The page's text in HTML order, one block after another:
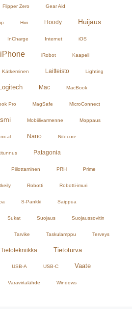
Flipper Zero Gear Aid
Hiiri Hoody Huijaus
InCharge Internet iOS
iPhone iRobot Kaapeli
Kätkeminen Laitteisto Lighting
Mac MacBook
Pro MagSafe MicroConnect
Mobiilivarmenne Moppaus
Nano Nitecore
Patagonia
Piilottaminen PRH Prime
Robotti Robotti-imuri
S-Pankki Saippua
Sukat Suojaus Suojaussovitin
Tarvike Taskulamppu Terveys
Tietotekniikka Tietoturva
USB-A USB-C Vaate
Varavirtalähde Windows